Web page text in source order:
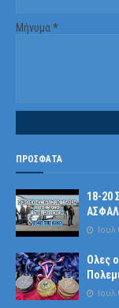
Μήνυμα*
ΠΡΟΣΦΑΤΑ
18-20
Ιουλ
Ολες
Ιουλ